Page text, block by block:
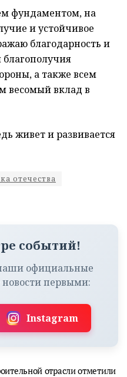
фундаментом, на
и устойчивое
благодарность и
благополучия
а также всем
весомый вклад в
живет и развивается
отечества
событий!
официальные
первыми:
Instagram
отрасли отметили